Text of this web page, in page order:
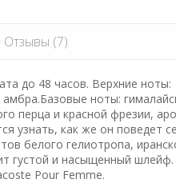
Отзывы (7)
до 48 часов. Верхние ноты:
ноты:
перца и красной фрезии,
узнать, как же он поведет
белого гелиотропа,
густой и насыщенный шлейф.
Pour Femme.